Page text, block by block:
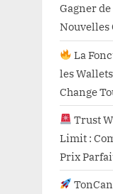
Gagner de
Nouvelles
La
les
Change
Trust
Limit :
Prix